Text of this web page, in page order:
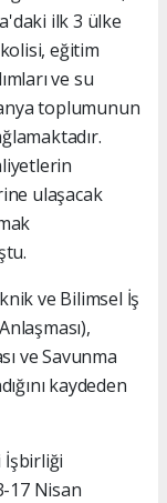
ilk 3 ülke
eğitim
ve su
toplumunun
ulaşacak
ve Bilimsel İş
ve Savunma
kaydeden
İşbirliği
17 Nisan